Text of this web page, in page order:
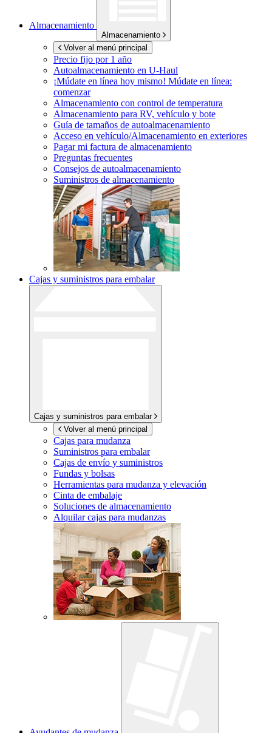
Almacenamiento
Almacenamiento
Volver al menú principal
Precio fijo por 1 año
Autoalmacenamiento en U-Haul
¡Múdate en línea hoy mismo! Múdate en línea:
comenzar
Almacenamiento con control de temperatura
Almacenamiento para RV, vehículo y bote
Guía de tamaños de autoalmacenamiento
Acceso en vehículo/Almacenamiento en exteriores
Pagar mi factura de almacenamiento
Preguntas frecuentes
Consejos de autoalmacenamiento
Suministros de almacenamiento
Cajas y suministros para embalar
Cajas y suministros para embalar
Volver al menú principal
Cajas para mudanza
Suministros para embalar
Cajas de envío y suministros
Fundas y bolsas
Herramientas para mudanza y elevación
Cinta de embalaje
Soluciones de almacenamiento
Alquilar cajas para mudanzas